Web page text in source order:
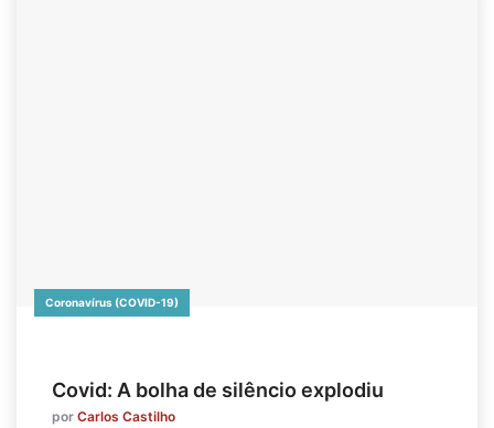
Coronavírus (COVID-19)
Covid: A bolha de silêncio explodiu
por Carlos Castilho